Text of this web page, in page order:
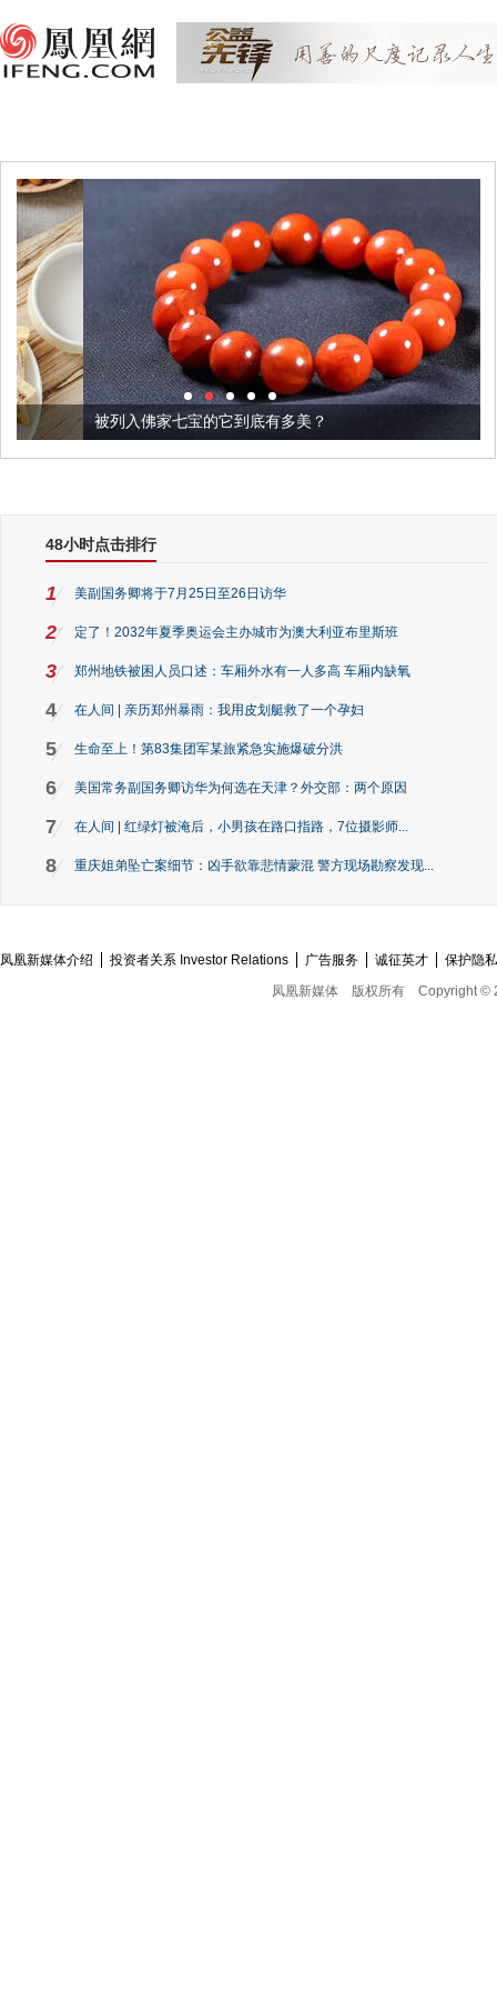
被列入佛家七宝的它到底有多美？
48小时点击排行
1 美副国务卿将于7月25日至26日访华
2 定了！2032年夏季奥运会主办城市为澳大利亚布里斯班
3 郑州地铁被困人员口述：车厢外水有一人多高 车厢内缺氧
4 在人间 | 亲历郑州暴雨：我用皮划艇救了一个孕妇
5 生命至上！第83集团军某旅紧急实施爆破分洪
6 美国常务副国务卿访华为何选在天津？外交部：两个原因
7 在人间 | 红绿灯被淹后，小男孩在路口指路，7位摄影师...
8 重庆姐弟坠亡案细节：凶手欲靠悲情蒙混 警方现场勘察发现...
凤凰新媒体介绍 投资者关系 Investor Relations 广告服务 诚征英才
保护隐
凤凰新媒体
版权所有 Copyright ©